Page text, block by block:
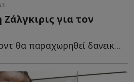
για τον
Ο Αμερικανός γκαρντ θα παραχωρηθεί δανεικός στους Λ...